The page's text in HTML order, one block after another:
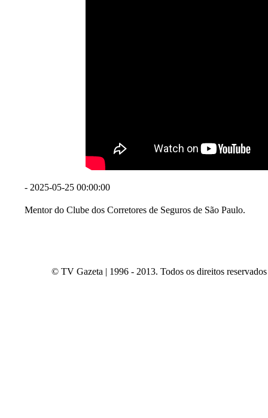
- 2025-05-25 00:00:00
Mentor do Clube dos Corretores de Seguros de São Paulo.
© TV Gazeta | 1996 - 2013. Todos os direitos reservados